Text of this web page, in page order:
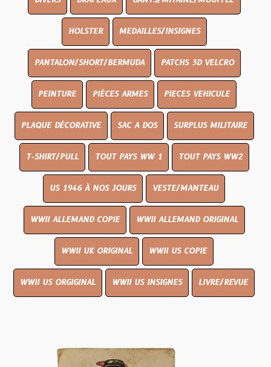
HOLSTER MEDAILLES/INSIGNES
PANTALON/SHORT/BERMUDA PATCHS 3D VELCRO
PEINTURE PIÈCES ARMES PIECES VEHICULE
PLAQUE DÉCORATIVE SAC A DOS SURPLUS MILITAIRE
T-SHIRT/PULL TOUT PAYS WW 1 TOUT PAYS WW2
US 1946 À NOS JOURS VESTE/MANTEAU
WWII ALLEMAND COPIE WWII ALLEMAND ORIGINAL
WWII UK ORIGINAL WWII US COPIE
WWII US ORGIGINAL WWII US INSIGNES LIVRE/REVUE